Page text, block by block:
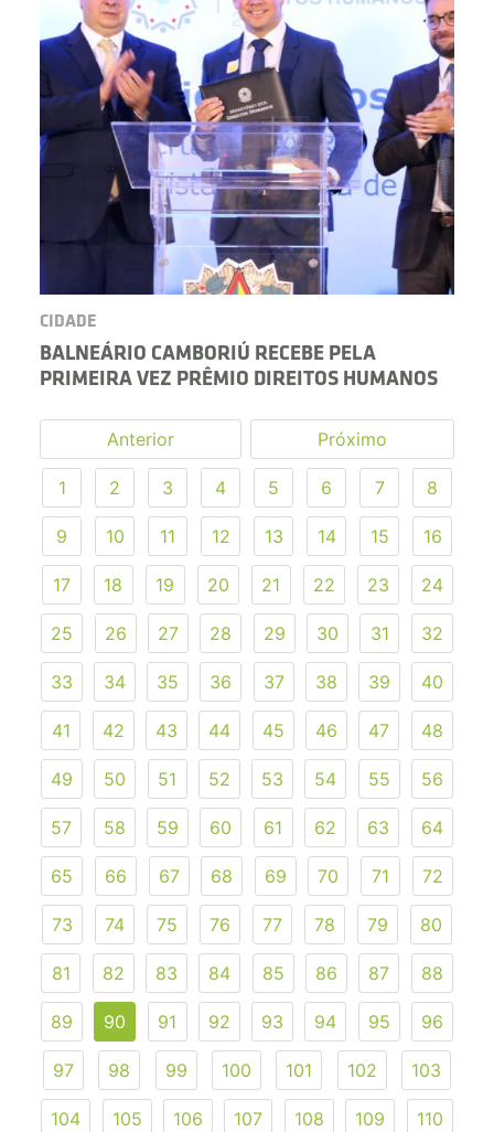
CIDADE
BALNEÁRIO CAMBORIÚ RECEBE PELA
PRIMEIRA VEZ PRÊMIO DIREITOS HUMANOS
Anterior Próximo
1 2 3 4 5 6 7 8
9 10 11 12 13 14 15 16
17 18 19 20 21 22 23 24
25 26 27 28 29 30 31 32
33 34 35 36 37 38 39 40
41 42 43 44 45 46 47 48
49 50 51 52 53 54 55 56
57 58 59 60 61 62 63 64
65 66 67 68 69 70 71 72
73 74 75 76 77 78 79 80
81 82 83 84 85 86 87 88
89 90 91 92 93 94 95 96
97 98 99 100 101 102 103
104 105 106 107 108 109 110